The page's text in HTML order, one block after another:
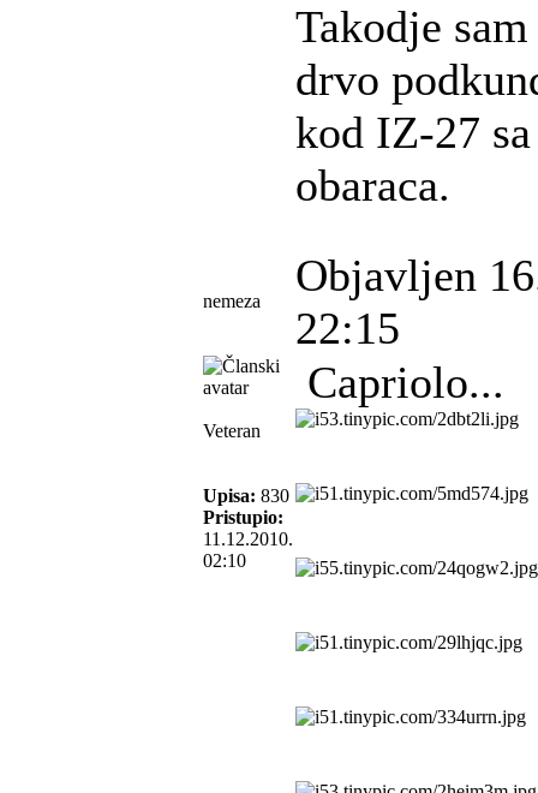
Takodje
drvo
kod IZ-27
obaraca.
nemeza
Objavljen
22:15
Veteran
Upisa: 830
Pristupio:
11.12.2010.
02:10
Capriolo...